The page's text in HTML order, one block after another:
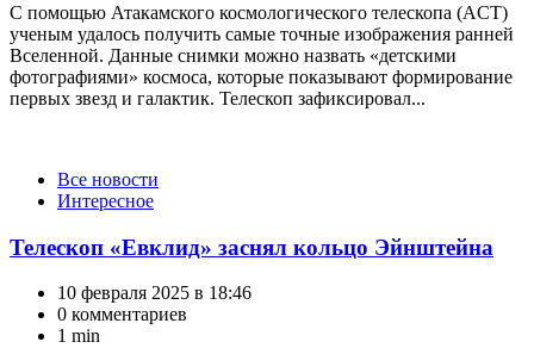
С помощью Атакамского космологического телескопа (ACT)
ученым удалось получить самые точные изображения ранней
Вселенной. Данные снимки можно назвать «детскими
фотографиями» космоса, которые показывают формирование
первых звезд и галактик. Телескоп зафиксировал...
КатегорииВсе новости
Интересное
Телескоп «Евклид» заснял кольцо Эйнштейна
10 февраля 2025 в 18:46
0 комментариев
1 min